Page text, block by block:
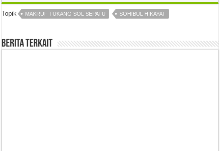
Topik MAKRUF TUKANG SOL SEPATU SOHIBUL HIKAYAT
Berita Terkait